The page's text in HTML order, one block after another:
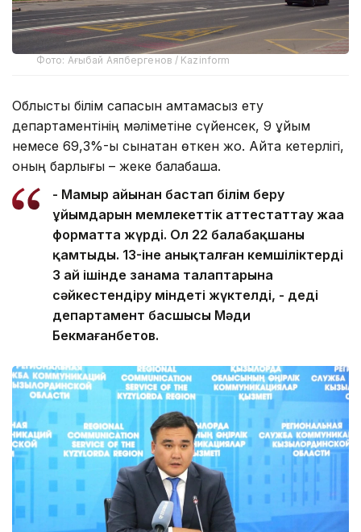
Фото: Ағыбай Аяпбергенов / Kazinform
Облыстық білім сапасын қамтамасыз ету
департаментінің мәліметіне сүйенсек, 9 ұйым
немесе 69,3%-ы сынақтан өткен жоқ. Айта кетерлігі,
оның барлығы – жеке балабақша.
- Мамыр айынан бастап білім беру
ұйымдарын мемлекеттік аттестаттау жаңа
форматта жүрді. Ол 22 балабақшаны
қамтыды. 13-іне анықталған кемшіліктерді
3 ай ішінде заңнама талаптарына
сәйкестендіру міндеті жүктелді, - деді
департамент басшысы Мәди
Бекмағанбетов.